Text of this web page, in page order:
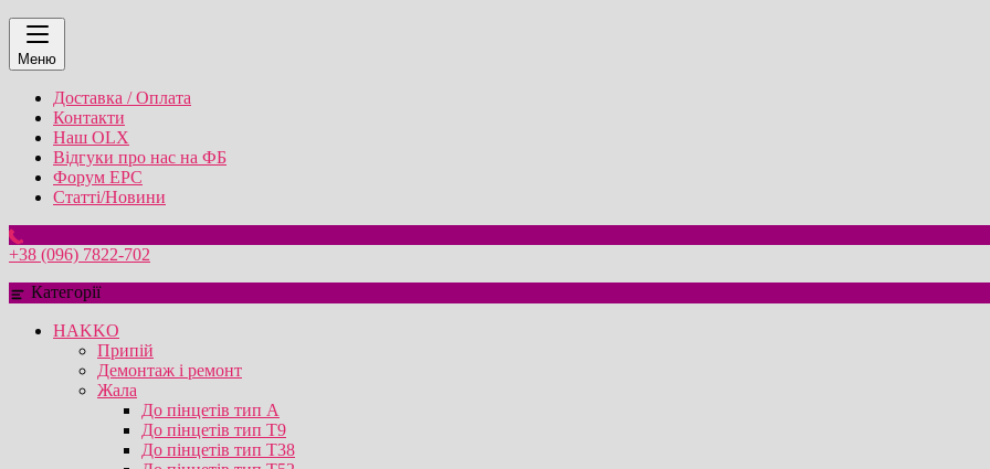
Меню
Доставка / Оплата
Контакти
Наш OLX
Відгуки про нас на ФБ
Форум EPC
Статті/Новини
+38 (096) 7822-702
Категорії
HAKKO
Припій
Демонтаж і ремонт
Жала
До пінцетів тип А
До пінцетів тип T9
До пінцетів тип T38